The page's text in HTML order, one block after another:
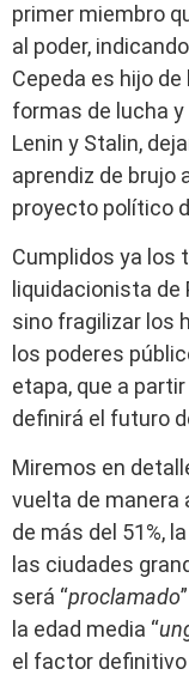
primer miembro
al poder,
Cepeda es hijo
formas de lucha
Lenin y Stalin,
aprendiz de brujo
proyecto político
Cumplidos ya los
liquidacionista de
sino fragilizar los
los poderes
etapa, que a
definirá el futuro
Miremos en
vuelta de manera
de más del 51%,
las ciudades
será “proclamado
la edad media “
el factor